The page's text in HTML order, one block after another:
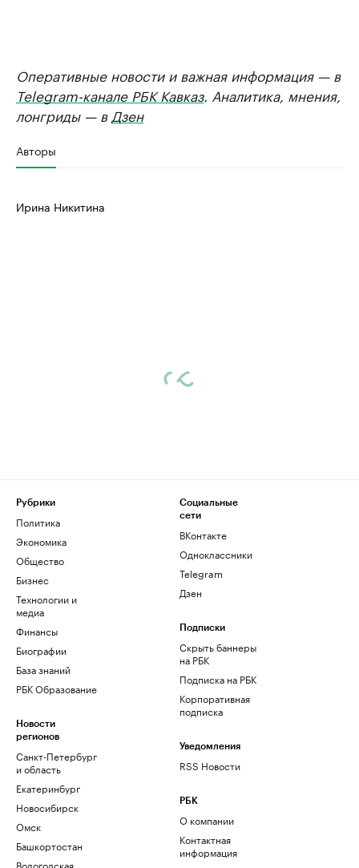
Оперативные новости и важная информация — в
Telegram-канале РБК Кавказ. Аналитика, мнения,
лонгриды — в Дзен
Авторы
Ирина Никитина
Рубрики
Политика
Экономика
Общество
Бизнес
Технологии и
медиа
Финансы
Биографии
База знаний
РБК Образование
Новости
регионов
Санкт-Петербург
и область
Екатеринбург
Новосибирск
Омск
Башкортостан
Вологодская
Социальные
сети
ВКонтакте
Одноклассники
Telegram
Дзен
Подписки
Скрыть баннеры
на РБК
Подписка на РБК
Корпоративная
подписка
Уведомления
RSS Новости
РБК
О компании
Контактная
информация